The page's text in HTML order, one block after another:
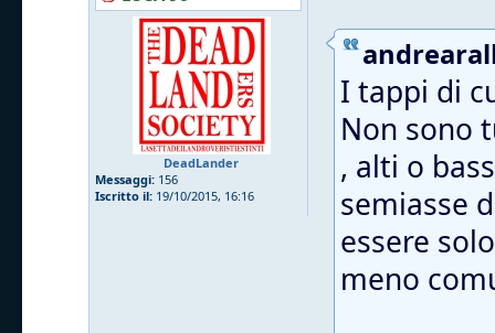
DeadLander
Messaggi: 156
Iscritto il: 19/10/2015, 16:16
I tappi di
Non sono
, alti o
semiasse
essere
meno